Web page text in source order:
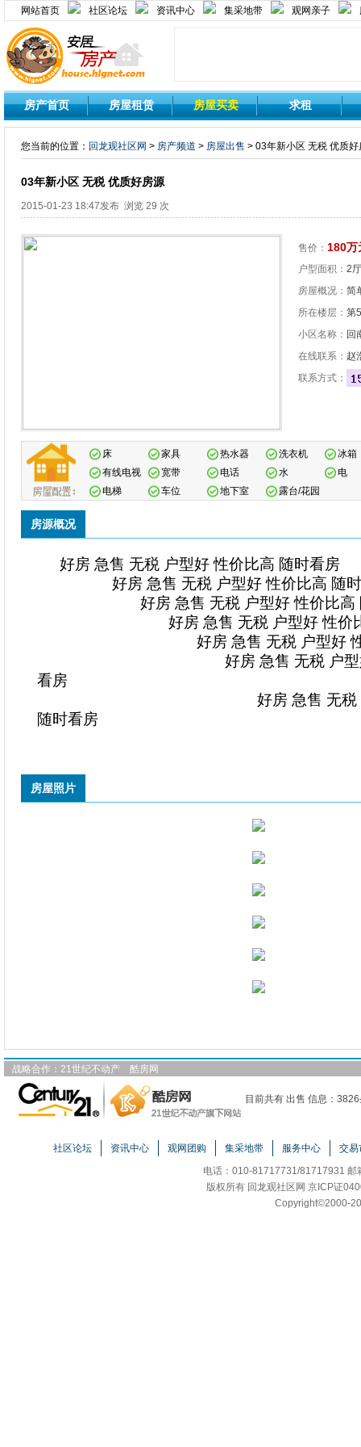
网站首页 社区论坛 资讯中心 集采地带 观网亲子
房产首页 房屋租赁 房屋买卖 求租
您当前的位置： 回龙观社区网 > 房产频道 > 房屋出售 > 03年新小区 无税 优质好
03年新小区 无税 优质好房源
2015-01-23 18:47发布 浏览 29 次
售价： 180万
户型面积： 2
房屋概况： 简
所在楼层： 第
小区名称： 回
在线联系： 赵
联系方式：
床 家具 热水器 洗衣机
冰箱
有线电视
宽带 电话 水
电
电梯
车位 地下室 露台/花园
房源概况
好房 急售 无税 户型好 性价比高 随时看房
好房 急售 无税 户型好 性价比高 随时
好房 急售 无税 户型好 性价比高
好房 急售 无税 户型好 性价比
好房 急售 无税 户型好 性价
好房 急售 无税 户型好 性
看房
好房 急售 无税 户型好
随时看房
房屋照片
战略合作： 21世纪不动产 酷房网
目前共有 出售 信息：
社区论坛 资讯中心 观网团购 集采地带 服务中心
交易
电话：010-81717731/81717931 邮
版权所有 回龙观社区网 京ICP证
Copyright©2000-